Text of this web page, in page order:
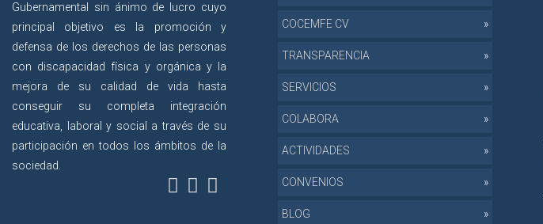
Gubernamental sin ánimo de lucro cuyo
principal objetivo es la promoción y
defensa de los derechos de las personas
con discapacidad física y orgánica y la
mejora de su calidad de vida hasta
conseguir su completa integración
educativa, laboral y social a través de su
participación en todos los ámbitos de la
sociedad.
COCEMFE CV
TRANSPARENCIA
SERVICIOS
COLABORA
ACTIVIDADES
CONVENIOS
BLOG